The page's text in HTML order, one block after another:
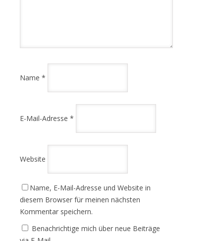
Name *
E-Mail-Adresse *
Website
Name, E-Mail-Adresse und Website in
diesem Browser für meinen nächsten
Kommentar speichern.
Benachrichtige mich über neue Beiträge